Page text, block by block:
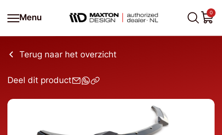
Menu
0
Terug naar het overzicht
Deel dit product